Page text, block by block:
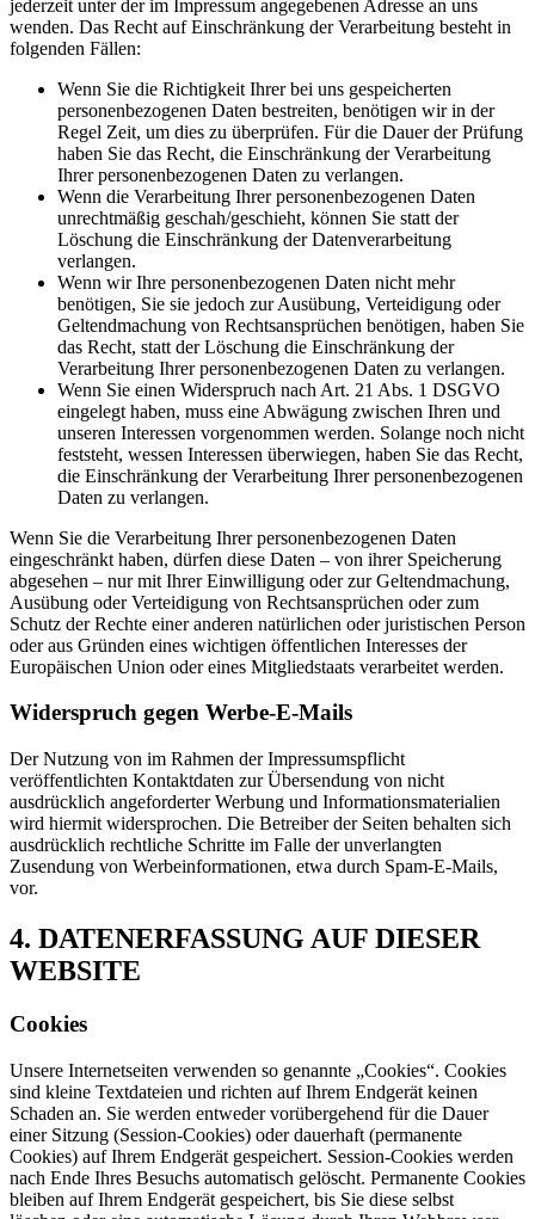
jederzeit unter der im Impressum angegebenen Adresse an uns
wenden. Das Recht auf Einschränkung der Verarbeitung besteht in
folgenden Fällen:
Wenn Sie die Richtigkeit Ihrer bei uns gespeicherten
personenbezogenen Daten bestreiten, benötigen wir in der
Regel Zeit, um dies zu überprüfen. Für die Dauer der Prüfung
haben Sie das Recht, die Einschränkung der Verarbeitung
Ihrer personenbezogenen Daten zu verlangen.
Wenn die Verarbeitung Ihrer personenbezogenen Daten
unrechtmäßig geschah/geschieht, können Sie statt der
Löschung die Einschränkung der Datenverarbeitung
verlangen.
Wenn wir Ihre personenbezogenen Daten nicht mehr
benötigen, Sie sie jedoch zur Ausübung, Verteidigung oder
Geltendmachung von Rechtsansprüchen benötigen, haben Sie
das Recht, statt der Löschung die Einschränkung der
Verarbeitung Ihrer personenbezogenen Daten zu verlangen.
Wenn Sie einen Widerspruch nach Art. 21 Abs. 1 DSGVO
eingelegt haben, muss eine Abwägung zwischen Ihren und
unseren Interessen vorgenommen werden. Solange noch nicht
feststeht, wessen Interessen überwiegen, haben Sie das Recht,
die Einschränkung der Verarbeitung Ihrer personenbezogenen
Daten zu verlangen.
Wenn Sie die Verarbeitung Ihrer personenbezogenen Daten
eingeschränkt haben, dürfen diese Daten – von ihrer Speicherung
abgesehen – nur mit Ihrer Einwilligung oder zur Geltendmachung,
Ausübung oder Verteidigung von Rechtsansprüchen oder zum
Schutz der Rechte einer anderen natürlichen oder juristischen Person
oder aus Gründen eines wichtigen öffentlichen Interesses der
Europäischen Union oder eines Mitgliedstaats verarbeitet werden.
Widerspruch gegen Werbe-E-Mails
Der Nutzung von im Rahmen der Impressumspflicht
veröffentlichten Kontaktdaten zur Übersendung von nicht
ausdrücklich angeforderter Werbung und Informationsmaterialien
wird hiermit widersprochen. Die Betreiber der Seiten behalten sich
ausdrücklich rechtliche Schritte im Falle der unverlangten
Zusendung von Werbeinformationen, etwa durch Spam-E-Mails,
vor.
4. DATENERFASSUNG AUF DIESER
WEBSITE
Cookies
Unsere Internetseiten verwenden so genannte „Cookies“. Cookies
sind kleine Textdateien und richten auf Ihrem Endgerät keinen
Schaden an. Sie werden entweder vorübergehend für die Dauer
einer Sitzung (Session-Cookies) oder dauerhaft (permanente
Cookies) auf Ihrem Endgerät gespeichert. Session-Cookies werden
nach Ende Ihres Besuchs automatisch gelöscht. Permanente Cookies
bleiben auf Ihrem Endgerät gespeichert, bis Sie diese selbst